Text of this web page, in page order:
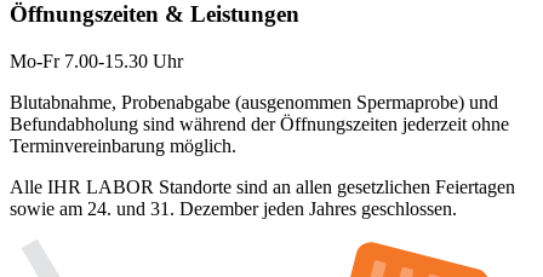
Öffnungszeiten & Leistungen
Mo-Fr 7.00-15.30 Uhr
Blutabnahme, Probenabgabe (ausgenommen Spermaprobe) und
Befundabholung sind während der Öffnungszeiten jederzeit ohne
Terminvereinbarung möglich.
Alle IHR LABOR Standorte sind an allen gesetzlichen Feiertagen
sowie am 24. und 31. Dezember jeden Jahres geschlossen.